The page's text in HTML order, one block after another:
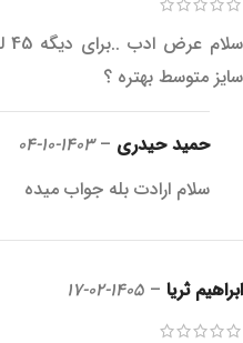
سایز متوسط بهتره ؟
حمید حیدری –
1403-10-04
سلام ارادت بله جواب میده
ابراهیم ثریا –
1405-02-17